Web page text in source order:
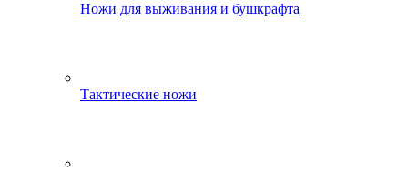
Ножи для выживания и бушкрафта
Тактические ножи